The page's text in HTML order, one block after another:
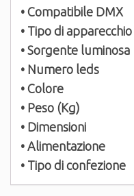
• Compatibile DMX
• Tipo di apparecchio
• Sorgente luminosa
• Numero leds
• Colore
• Peso (Kg)
• Dimensioni
• Alimentazione
• Tipo di confezione